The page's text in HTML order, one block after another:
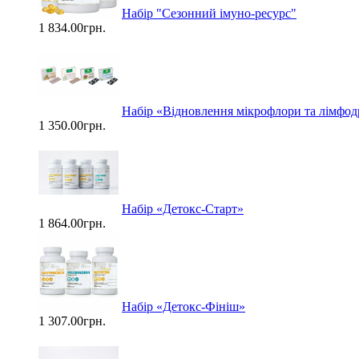
Набір "Сезонний імуно-ресурс"
1 834.00грн.
Набір «Відновлення мікрофлори та
1 350.00грн.
Набір «Детокс-Старт»
1 864.00грн.
Набір «Детокс-Фініш»
1 307.00грн.